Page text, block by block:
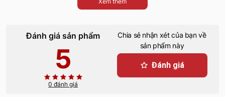
Đánh giá sản phẩm
5
0 đánh giá
Chia sẻ nhận xét của bạn về
sản phẩm này
Đánh giá